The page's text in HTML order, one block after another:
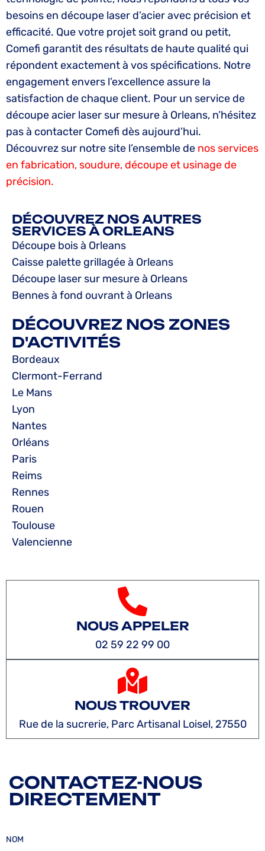
besoins en découpe laser d’acier avec précision et
efficacité. Que votre projet soit grand ou petit,
Comefi garantit des résultats de haute qualité qui
répondent exactement à vos spécifications. Notre
engagement envers l’excellence assure la
satisfaction de chaque client. Pour un service de
découpe acier laser sur mesure à Orleans, n’hésitez
pas à contacter Comefi dès aujourd’hui.
Découvrez sur notre site l’ensemble de nos services
en fabrication, soudure, découpe et usinage de
précision.
DÉCOUVREZ NOS AUTRES
SERVICES À ORLEANS
Découpe bois à Orleans
Caisse palette grillagée à Orleans
Découpe laser sur mesure à Orleans
Bennes à fond ouvrant à Orleans
DÉCOUVREZ NOS ZONES
D'ACTIVITÉS
Bordeaux
Clermont-Ferrand
Le Mans
Lyon
Nantes
Orléans
Paris
Reims
Rennes
Rouen
Toulouse
Valencienne
NOUS APPELER
02 59 22 99 00
NOUS TROUVER
Rue de la sucrerie, Parc Artisanal Loisel, 27550
CONTACTEZ-NOUS
DIRECTEMENT
NOM